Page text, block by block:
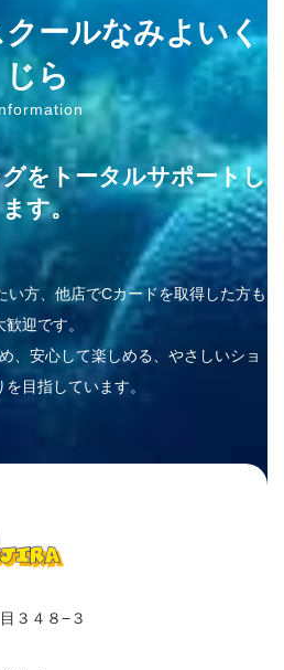
ールなみよいく
じら
をトータルサポートし
ます。
い方、他店でCカードを取得した方も
歓迎です。
、安心して楽しめる、やさしいショ
を目指しています。
３４８−３